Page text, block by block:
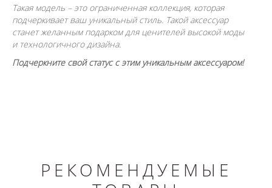
Такая модель – это ограниченная коллекция, которая
подчеркивает ваш уникальный стиль. Такой аксессуар
станет желанным подарком для ценителей высокой моды
и технологичного дизайна.
Подчеркните свой статус с этим уникальным аксессуаром!
РЕКОМЕНДУЕМЫЕ